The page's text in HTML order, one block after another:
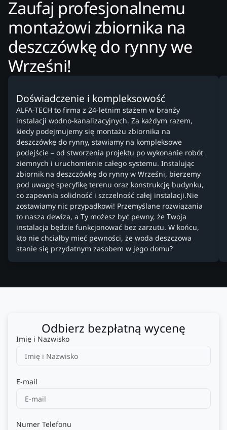
Zaufaj profesjonalnemu
montażowi zbiornika na
deszczówkę do rynny we
Wrześni!
Doświadczenie i kompleksowość
ALFA-TECH to firma z 24-letnim stażem w branży
instalacji wodno-kanalizacyjnych. Za każdym razem,
kiedy podejmujemy się montażu zbiornika na
deszczówkę do rynny, stawiamy na kompleksowe
podejście – od stworzenia projektu po wykonanie robót
ziemnych i uruchomienie całego systemu. Instalując
zbiornik na deszczówkę do rynny w Wrześni, bierzemy
pod uwagę specyfikę terenu oraz konstrukcję budynku,
co zapewnia solidność i szczelność całej instalacji.Nie
zostawiamy nic przypadkowi! Przemyślane rozwiązania
to nasza dewiza, a Ty możesz być pewny, że Twoja
instalacja będzie funkcjonować bez zarzutu. W końcu,
kto nie chciałby mieć pewności, że woda deszczowa
stanie się przydatnym zasobem w jego domu?
Odbierz bezpłatną wycenę
Imię i Nazwisko
E-mail
Numer Telefonu